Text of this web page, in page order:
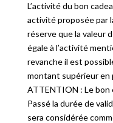
L’activité du bon
activité proposée par
réserve que la valeur
égale à l’activité
revanche il est
montant supérieur en
ATTENTION : Le bon
Passé la durée de
sera considérée